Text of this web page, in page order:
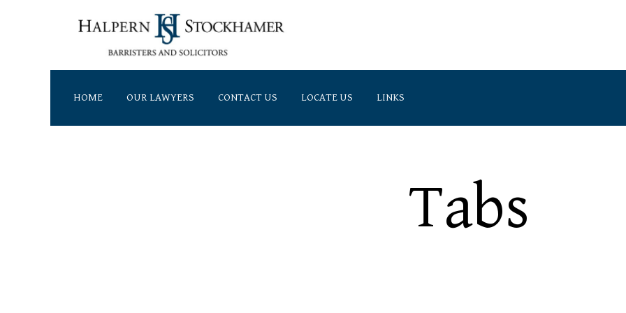
HOME OUR LAWYERS CONTACT US LOCATE US LINKS
Tabs